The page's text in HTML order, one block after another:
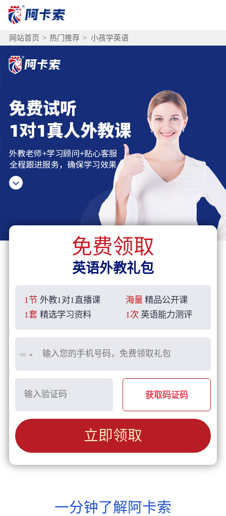
网站首页 > 热门推荐 > 小孩学英语
免费领取
英语外教礼包
1节 外教1对1直播课 海量 精品公开课
1套 精选学习资料 1次 英语能力测评
+86
获取码证码
立即领取
一分钟了解阿卡索